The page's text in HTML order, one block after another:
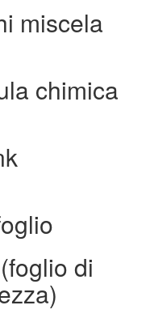
miscela
chimica
di